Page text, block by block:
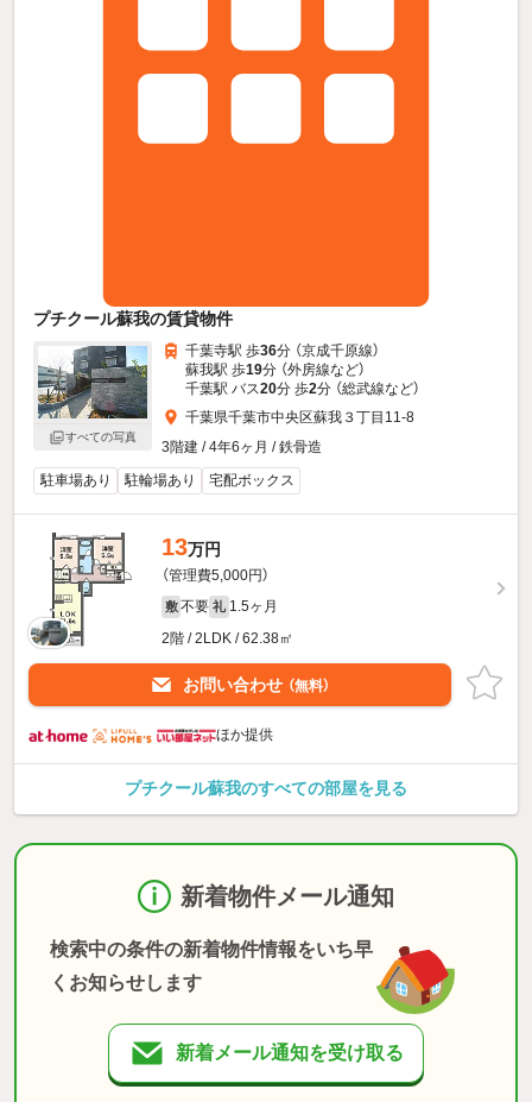
プチクール蘇我の賃貸物件
すべての写真
千葉寺駅 歩36分 （京成千原線）
蘇我駅 歩19分 （外房線など）
千葉駅 バス20分 歩2分 （総武線など）
千葉県千葉市中央区蘇我３丁目11-8
3階建 / 4年6ヶ月 / 鉄骨造
駐車場あり
駐輪場あり 宅配ボックス
13万円
（管理費5,000円）
敷 不要 礼 1.5ヶ月
2階 / 2LDK / 62.38㎡
お問い合わせ （無料）
ほか提供
プチクール蘇我のすべての部屋を見る
新着物件メール通知
検索中の条件の新着物件情報をいち早
くお知らせします
新着メール通知を受け取る